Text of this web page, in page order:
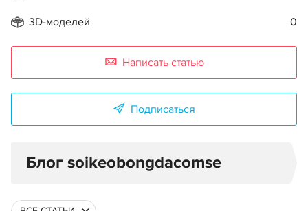
3D-моделей 0
Написать статью
Подписаться
Блог soikeobongdacomse